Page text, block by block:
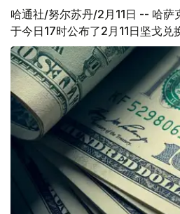
哈通社/努尔苏丹/2月11日 -- 哈萨
于今日17时公布了2月11日坚戈兑